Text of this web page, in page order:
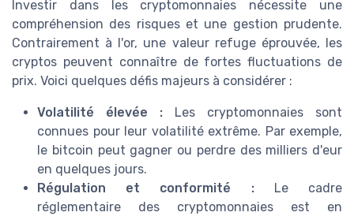
Investir dans les cryptomonnaies nécessite une
compréhension des risques et une gestion prudente.
Contrairement à l'or, une valeur refuge éprouvée, les
cryptos peuvent connaître de fortes fluctuations de
prix. Voici quelques défis majeurs à considérer :
Volatilité élevée : Les cryptomonnaies sont
connues pour leur volatilité extrême. Par exemple,
le bitcoin peut gagner ou perdre des milliers d'eur
en quelques jours.
Régulation et conformité :Le cadre
réglementaire des cryptomonnaies est en